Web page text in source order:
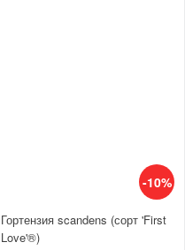
-10%
Гортензия scandens (сорт 'First
Love'®)